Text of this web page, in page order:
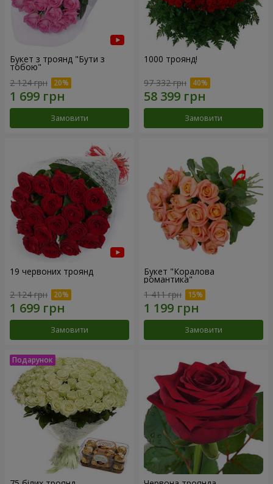
Букет з троянд "Бути з
тобою"
2 124 грн
Замовити
1000 троянд!
97 332 грн
Замовити
19 червоних троянд
2 124 грн
Замовити
Букет "Коралова
романтика"
1 411 грн
Замовити